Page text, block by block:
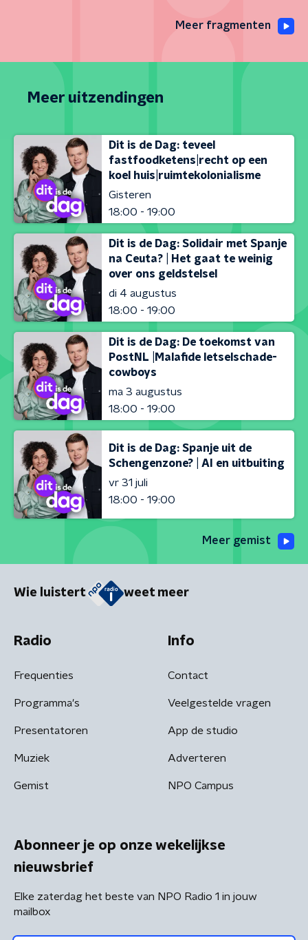
Meer fragmenten
Meer uitzendingen
Dit is de Dag: teveel
fastfoodketens|recht op een
koel huis|ruimtekolonialisme
Gisteren
18:00 - 19:00
Dit is de Dag: Solidair met Spanje
na Ceuta? | Het gaat te weinig
over ons geldstelsel
di 4 augustus
18:00 - 19:00
Dit is de Dag: De toekomst van
PostNL |Malafide letselschade-
cowboys
ma 3 augustus
18:00 - 19:00
Dit is de Dag: Spanje uit de
Schengenzone? | AI en uitbuiting
vr 31 juli
18:00 - 19:00
Meer gemist
Wie luistert weet meer
Radio
Frequenties
Programma's
Presentatoren
Muziek
Gemist
Info
Contact
Veelgestelde vragen
App de studio
Adverteren
NPO Campus
Abonneer je op onze wekelijkse
nieuwsbrief
Elke zaterdag het beste van NPO Radio 1 in jouw
mailbox